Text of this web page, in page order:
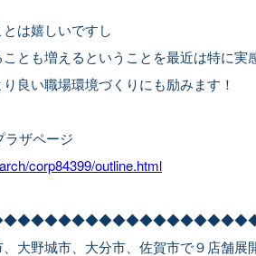
は嬉しいですし
とも増えるということを最近は特に実
良い職場環境づくりにも励みます！
ザページ
corp84399/outline.html
大野城市、大分市、佐賀市で９店舗展